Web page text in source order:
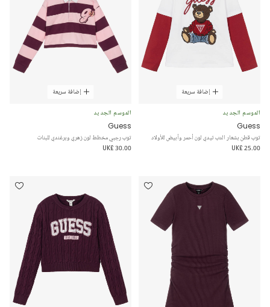
إضافة سريعة
الموسم الجديد
Guess
توب قطن بشعار الدب تيدي لون أحمر وأبيض للأولاد
UK£ 25.00
إضافة سريعة
الموسم الجديد
Guess
توب رجبي مخطط لون زهري وبرغندي للبنات
UK£ 30.00